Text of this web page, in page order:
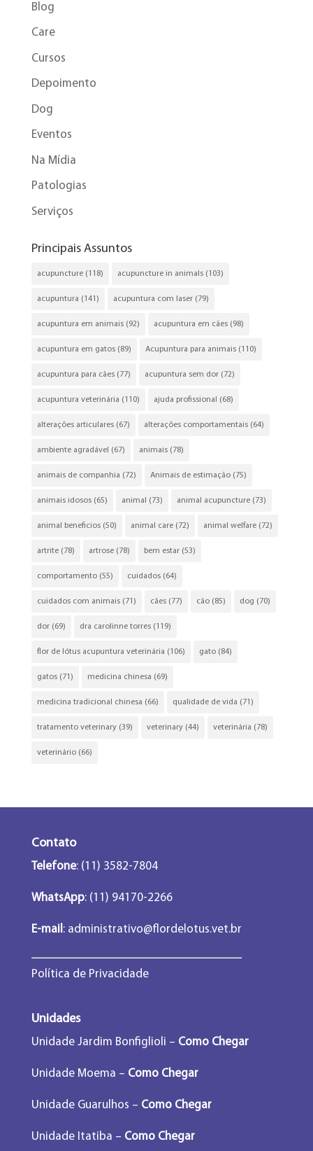
Blog
Care
Cursos
Depoimento
Dog
Eventos
Na Mídia
Patologias
Serviços
Principais Assuntos
acupuncture(118) acupuncture in animals(103)
acupuntura (141) acupuntura com laser(79)
acupuntura em animais(92) acupuntura em cães(98)
acupuntura em gatos(89) Acupuntura para animais(110)
acupuntura para cães(77) acupuntura sem dor(72)
acupuntura veterinária (110) ajuda profissional (68)
alterações articulares(67) alterações comportamentais(64)
ambiente agradável (67) animais(78)
animais de companhia (72) Animais de estimação(75)
animais idosos(65) animal (73) animal acupuncture(73)
animal beneficios(50) animal care(72) animal welfare(72)
artrite(78) artrose(78) bem estar(53)
comportamento(55) cuidados(64)
cuidados com animais(71) cães(77) cão(85) dog (70)
dor(69) dra carolinne torres(119)
flor de lótus acupuntura veterinária (106) gato(84)
gatos(71) medicina chinesa (69)
medicina tradicional chinesa (66) qualidade de vida (71)
tratamento veterinary(39) veterinary(44) veterinária (78)
veterinário(66)
Contato
Telefone: (11) 3582-7804
WhatsApp: (11) 94170-2266
E-mail :administrativo@flordelotus.vet.br
Política de Privacidade
Unidades
Unidade Jardim Bonfiglioli – Como Chegar
Unidade Moema – Como Chegar
Unidade Guarulhos – Como Chegar
Unidade Itatiba – Como Chegar